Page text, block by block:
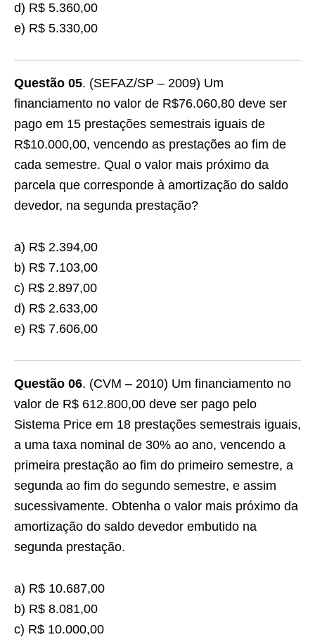
d) R$ 5.360,00
e) R$ 5.330,00
Questão 05. (SEFAZ/SP – 2009) Um
financiamento no valor de R$76.060,80 deve ser
pago em 15 prestações semestrais iguais de
R$10.000,00, vencendo as prestações ao fim de
cada semestre. Qual o valor mais próximo da
parcela que corresponde à amortização do saldo
devedor, na segunda prestação?
a) R$ 2.394,00
b) R$ 7.103,00
c) R$ 2.897,00
d) R$ 2.633,00
e) R$ 7.606,00
Questão 06. (CVM – 2010) Um financiamento no
valor de R$ 612.800,00 deve ser pago pelo
Sistema Price em 18 prestações semestrais iguais,
a uma taxa nominal de 30% ao ano, vencendo a
primeira prestação ao fim do primeiro semestre, a
segunda ao fim do segundo semestre, e assim
sucessivamente. Obtenha o valor mais próximo da
amortização do saldo devedor embutido na
segunda prestação.
a) R$ 10.687,00
b) R$ 8.081,00
c) R$ 10.000,00